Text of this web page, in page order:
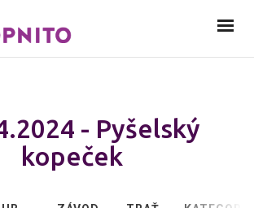
- Pyšelský
kopeček